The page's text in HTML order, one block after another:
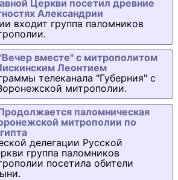
Церкви посетил древние
Александрии
входит группа паломников
вместе" с митрополитом
Леонтием
телеканала "Губерния" с
митрополии.
паломническая
митрополии по
делегации Русской
группа паломников
посетила обители